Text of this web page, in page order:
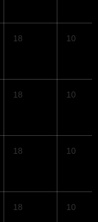
18 10
18 10
18 10
18 10